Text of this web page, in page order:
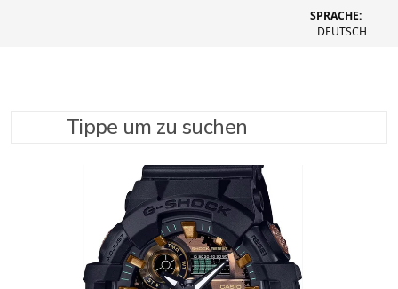
SPRACHE:
DEUTSCH
Tippe um zu suchen